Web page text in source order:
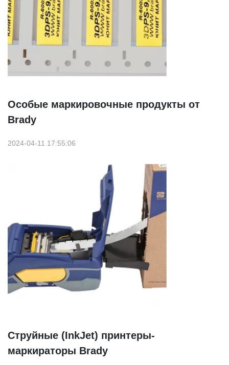
Особые маркировочные продукты от
Brady
2024-04-11 17:55:06
Струйные (InkJet) принтеры-
маркираторы Brady